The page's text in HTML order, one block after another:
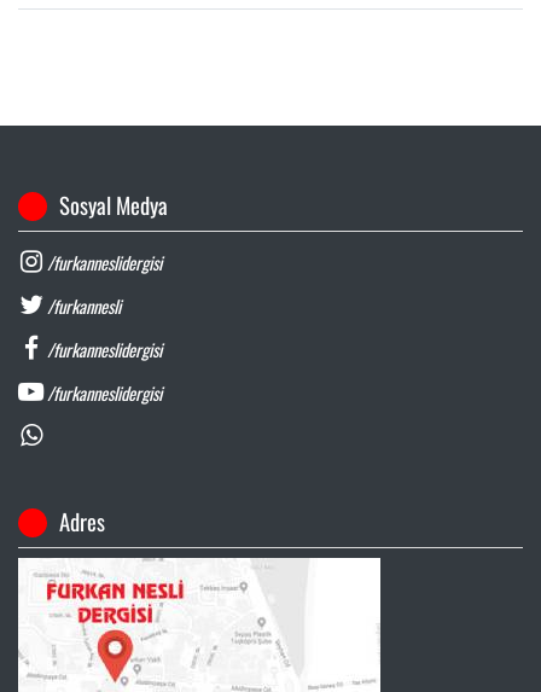
Sosyal Medya
/furkanneslidergisi
/furkannesli
/furkanneslidergisi
/furkanneslidergisi
Adres